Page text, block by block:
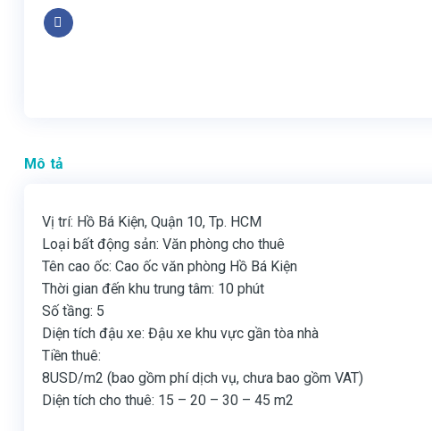
Mô tả
Vị trí: Hồ Bá Kiện, Quận 10, Tp. HCM
Loại bất động sản: Văn phòng cho thuê
Tên cao ốc: Cao ốc văn phòng Hồ Bá Kiện
Thời gian đến khu trung tâm: 10 phút
Số tầng: 5
Diện tích đậu xe: Đậu xe khu vực gần tòa nhà
Tiền thuê:
8USD/m2 (bao gồm phí dịch vụ, chưa bao gồm VAT)
Diện tích cho thuê: 15 – 20 – 30 – 45 m2